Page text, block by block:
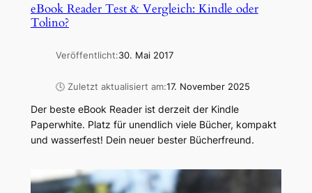
eBook Reader Test & Vergleich: Kindle oder
Tolino?
Veröffentlicht:30. Mai 2017
🕓 Zuletzt aktualisiert am:17. November 2025
Der beste eBook Reader ist derzeit der Kindle
Paperwhite. Platz für unendlich viele Bücher, kompakt
und wasserfest! Dein neuer bester Bücherfreund.